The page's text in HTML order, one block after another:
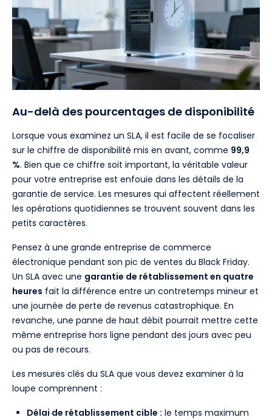
Au-delà des pourcentages de disponibilité
Lorsque vous examinez un SLA, il est facile de se focaliser
sur le chiffre de disponibilité mis en avant, comme 99,9
%. Bien que ce chiffre soit important, la véritable valeur
pour votre entreprise est enfouie dans les détails de la
garantie de service. Les mesures qui affectent réellement
les opérations quotidiennes se trouvent souvent dans les
petits caractères.
Pensez à une grande entreprise de commerce
électronique pendant son pic de ventes du Black Friday.
Un SLA avec une garantie de rétablissement en quatre
heures fait la différence entre un contretemps mineur et
une journée de perte de revenus catastrophique. En
revanche, une panne de haut débit pourrait mettre cette
même entreprise hors ligne pendant des jours avec peu
ou pas de recours.
Les mesures clés du SLA que vous devez examiner à la
loupe comprennent :
Délai de rétablissement cible : le temps maximum